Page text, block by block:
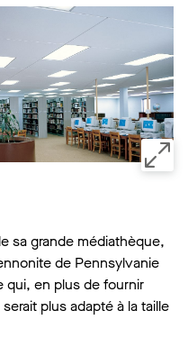
sa grande médiathèque,
de Pennsylvanie
qui, en plus de fournir
plus adapté à la taille